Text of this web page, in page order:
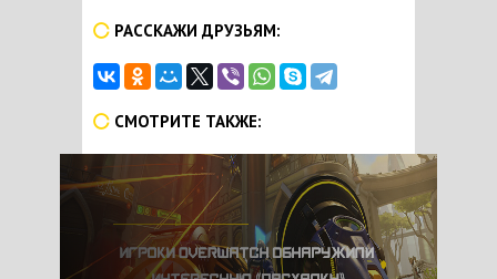
РАССКАЖИ ДРУЗЬЯМ:
СМОТРИТЕ ТАКЖЕ: